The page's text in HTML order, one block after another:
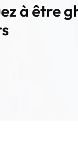
à être